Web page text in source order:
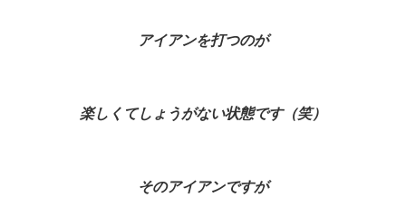
アイアンを打つのが
楽しくてしょうがない状態です（笑）
そのアイアンですが